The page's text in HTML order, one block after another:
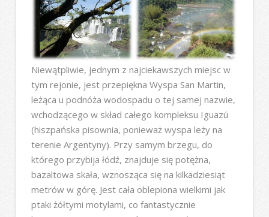
Niewątpliwie, jednym z najciekawszych miejsc w
tym rejonie, jest przepiękna Wyspa San Martin,
leżąca u podnóża wodospadu o tej samej nazwie,
wchodzącego w skład całego kompleksu Iguazú
(hiszpańska pisownia, ponieważ wyspa leży na
terenie Argentyny). Przy samym brzegu, do
którego przybija łódź, znajduje się potężna,
bazaltowa skała, wznosząca się na kilkadziesiąt
metrów w górę. Jest cała oblepiona wielkimi jak
ptaki żółtymi motylami, co fantastycznie